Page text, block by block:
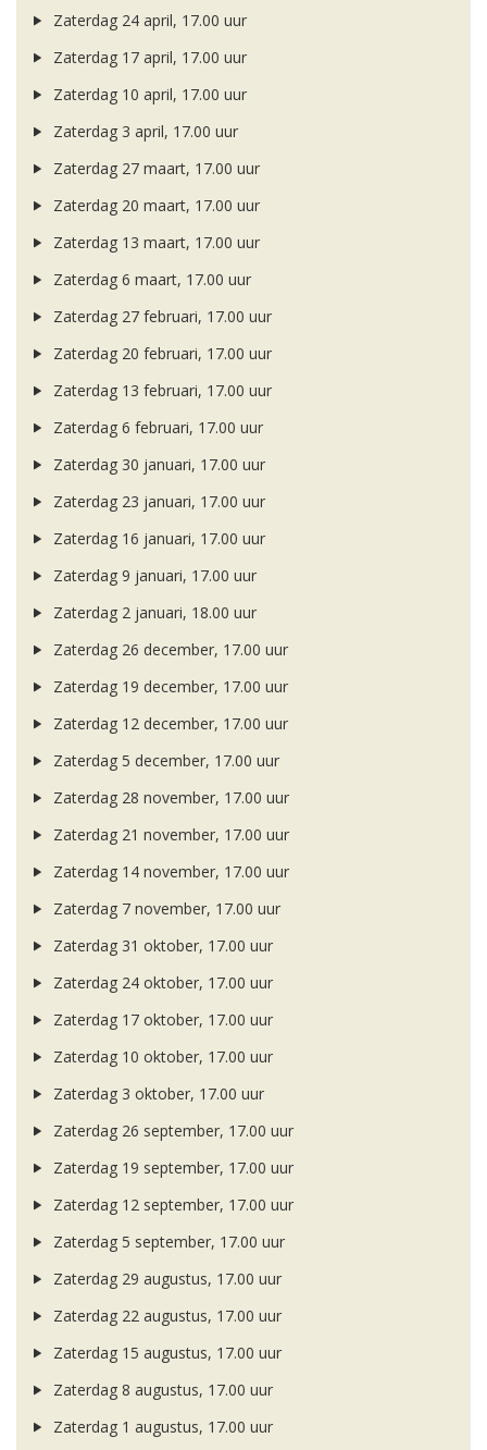
Zaterdag 24 april, 17.00 uur
Zaterdag 17 april, 17.00 uur
Zaterdag 10 april, 17.00 uur
Zaterdag 3 april, 17.00 uur
Zaterdag 27 maart, 17.00 uur
Zaterdag 20 maart, 17.00 uur
Zaterdag 13 maart, 17.00 uur
Zaterdag 6 maart, 17.00 uur
Zaterdag 27 februari, 17.00 uur
Zaterdag 20 februari, 17.00 uur
Zaterdag 13 februari, 17.00 uur
Zaterdag 6 februari, 17.00 uur
Zaterdag 30 januari, 17.00 uur
Zaterdag 23 januari, 17.00 uur
Zaterdag 16 januari, 17.00 uur
Zaterdag 9 januari, 17.00 uur
Zaterdag 2 januari, 18.00 uur
Zaterdag 26 december, 17.00 uur
Zaterdag 19 december, 17.00 uur
Zaterdag 12 december, 17.00 uur
Zaterdag 5 december, 17.00 uur
Zaterdag 28 november, 17.00 uur
Zaterdag 21 november, 17.00 uur
Zaterdag 14 november, 17.00 uur
Zaterdag 7 november, 17.00 uur
Zaterdag 31 oktober, 17.00 uur
Zaterdag 24 oktober, 17.00 uur
Zaterdag 17 oktober, 17.00 uur
Zaterdag 10 oktober, 17.00 uur
Zaterdag 3 oktober, 17.00 uur
Zaterdag 26 september, 17.00 uur
Zaterdag 19 september, 17.00 uur
Zaterdag 12 september, 17.00 uur
Zaterdag 5 september, 17.00 uur
Zaterdag 29 augustus, 17.00 uur
Zaterdag 22 augustus, 17.00 uur
Zaterdag 15 augustus, 17.00 uur
Zaterdag 8 augustus, 17.00 uur
Zaterdag 1 augustus, 17.00 uur